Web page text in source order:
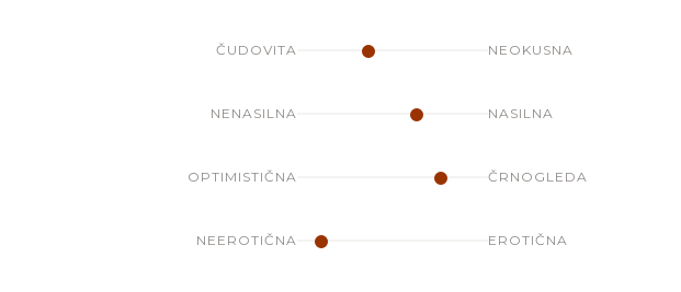
ČUDOVITA NEOKUSNA
NENASILNA NASILNA
OPTIMISTIČNA ČRNOGLEDA
NEEROTIČNA EROTIČNA